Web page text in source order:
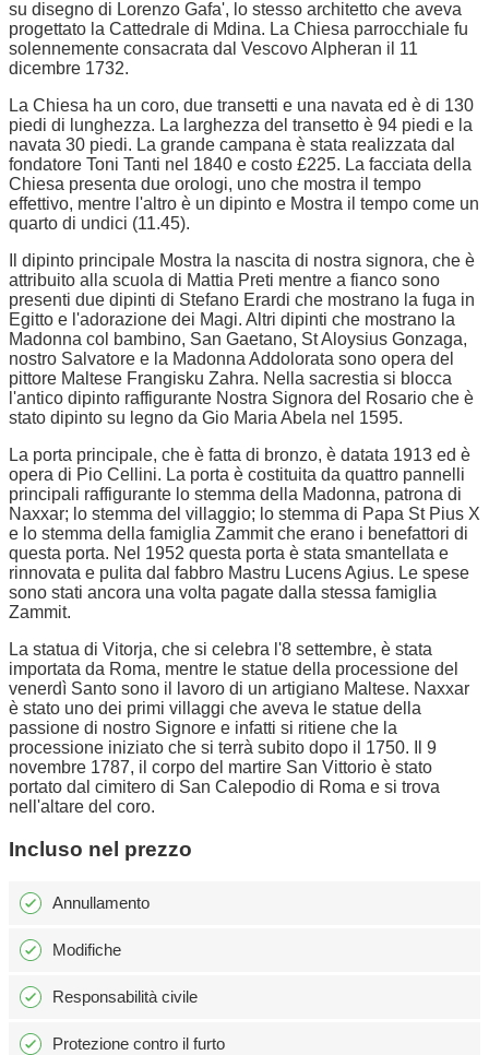
su disegno di Lorenzo Gafa', lo stesso architetto che aveva
progettato la Cattedrale di Mdina. La Chiesa parrocchiale fu
solennemente consacrata dal Vescovo Alpheran il 11
dicembre 1732.
La Chiesa ha un coro, due transetti e una navata ed è di 130
piedi di lunghezza. La larghezza del transetto è 94 piedi e la
navata 30 piedi. La grande campana è stata realizzata dal
fondatore Toni Tanti nel 1840 e costo £225. La facciata della
Chiesa presenta due orologi, uno che mostra il tempo
effettivo, mentre l'altro è un dipinto e Mostra il tempo come un
quarto di undici (11.45).
Il dipinto principale Mostra la nascita di nostra signora, che è
attribuito alla scuola di Mattia Preti mentre a fianco sono
presenti due dipinti di Stefano Erardi che mostrano la fuga in
Egitto e l'adorazione dei Magi. Altri dipinti che mostrano la
Madonna col bambino, San Gaetano, St Aloysius Gonzaga,
nostro Salvatore e la Madonna Addolorata sono opera del
pittore Maltese Frangisku Zahra. Nella sacrestia si blocca
l'antico dipinto raffigurante Nostra Signora del Rosario che è
stato dipinto su legno da Gio Maria Abela nel 1595.
La porta principale, che è fatta di bronzo, è datata 1913 ed è
opera di Pio Cellini. La porta è costituita da quattro pannelli
principali raffigurante lo stemma della Madonna, patrona di
Naxxar; lo stemma del villaggio; lo stemma di Papa St Pius X
e lo stemma della famiglia Zammit che erano i benefattori di
questa porta. Nel 1952 questa porta è stata smantellata e
rinnovata e pulita dal fabbro Mastru Lucens Agius. Le spese
sono stati ancora una volta pagate dalla stessa famiglia
Zammit.
La statua di Vitorja, che si celebra l'8 settembre, è stata
importata da Roma, mentre le statue della processione del
venerdì Santo sono il lavoro di un artigiano Maltese. Naxxar
è stato uno dei primi villaggi che aveva le statue della
passione di nostro Signore e infatti si ritiene che la
processione iniziato che si terrà subito dopo il 1750. Il 9
novembre 1787, il corpo del martire San Vittorio è stato
portato dal cimitero di San Calepodio di Roma e si trova
nell'altare del coro.
Incluso nel prezzo
Annullamento
Modifiche
Responsabilità civile
Protezione contro il furto